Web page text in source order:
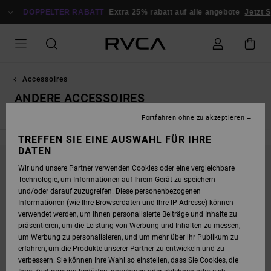
ZUR
DOPPELTER RABATT Extra 25% rabatt auf alle angebote Jetzt
Accessoires
ANDERE ACCESSOIRES
BLEIB DABEI, DIE PRODUKTE SIND BALD
WIEDER DA
UPS, WIR KONNTEN KEINE ERGEBNISSE FÜR
DEINE SUCHE FINDEN.
KEIN PROBLEM! VERSUCHE ES MIT ANDEREN BEGRIFFEN ODER STÖBERE
TREFFEN SIE EINE AUSWAHL FÜR IHRE
DATEN
Wir und unsere Partner verwenden Cookies oder eine vergleichbare
Technologie, um Informationen auf Ihrem Gerät zu speichern
und/oder darauf zuzugreifen. Diese personenbezogenen
Informationen (wie Ihre Browserdaten und Ihre IP-Adresse) können
verwendet werden, um Ihnen personalisierte Beiträge und Inhalte zu
präsentieren, um die Leistung von Werbung und Inhalten zu messen,
um Werbung zu personalisieren, und um mehr über ihr Publikum zu
erfahren, um die Produkte unserer Partner zu entwickeln und zu
verbessern. Sie können Ihre Wahl so einstellen, dass Sie Cookies, die
Fortfahren ohne zu akzeptieren